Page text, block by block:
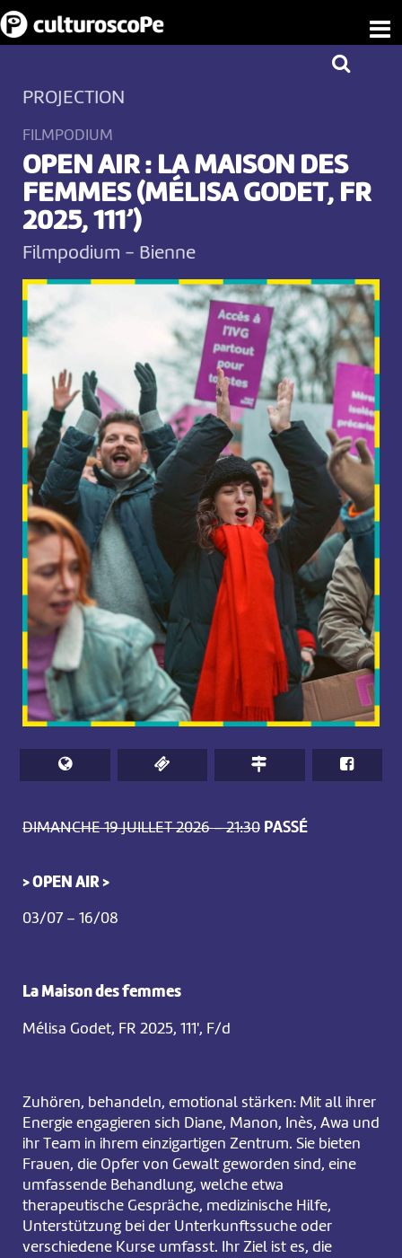
DIMANCHE 19 JUILLET 2026 – 21:30 PASSÉ
PROJECTION
FILMPODIUM
OPEN AIR : LA MAISON DES
FEMMES (MÉLISA GODET, FR
2025, 111’)
Filmpodium - Bienne
> OPEN AIR >
03/07 – 16/08
La Maison des femmes
Mélisa Godet, FR 2025, 111', F/d
Zuhören, behandeln, emotional stärken: Mit all ihrer
Energie engagieren sich Diane, Manon, Inès, Awa und
ihr Team in ihrem einzigartigen Zentrum. Sie bieten
Frauen, die Opfer von Gewalt geworden sind, eine
umfassende Behandlung, welche etwa
therapeutische Gespräche, medizinische Hilfe,
Unterstützung bei der Unterkunftssuche oder
verschiedene Kurse umfasst. Ihr Ziel ist es, die